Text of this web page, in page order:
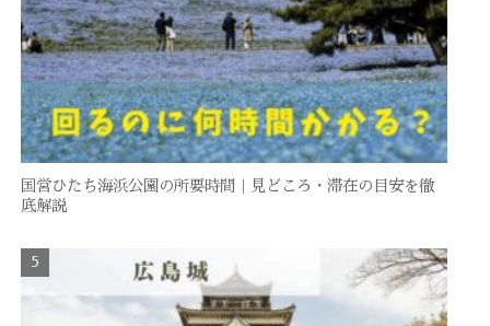
国営ひたち海浜公園の所要時間｜見どころ・滞在の目安を徹
底解説